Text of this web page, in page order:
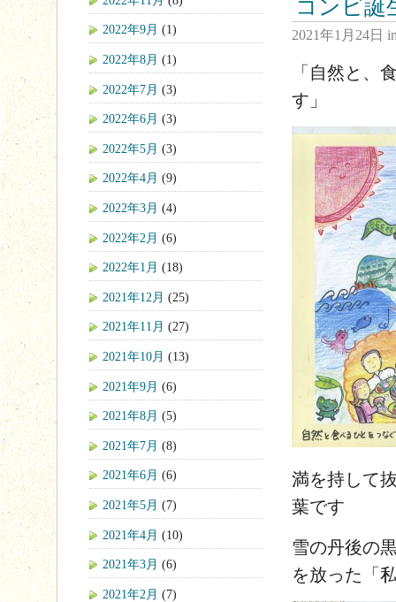
コンビ誕
2021年1月24日
「自然と、
す」
満を持して
葉です
雪の丹後の
を放った「
2022年9月 (1)
2022年8月 (1)
2022年7月 (3)
2022年6月 (3)
2022年5月 (3)
2022年4月 (9)
2022年3月 (4)
2022年2月 (6)
2022年1月 (18)
2021年12月 (25)
2021年11月 (27)
2021年10月 (13)
2021年9月 (6)
2021年8月 (5)
2021年7月 (8)
2021年6月 (6)
2021年5月 (7)
2021年4月 (10)
2021年3月 (6)
2021年2月 (7)